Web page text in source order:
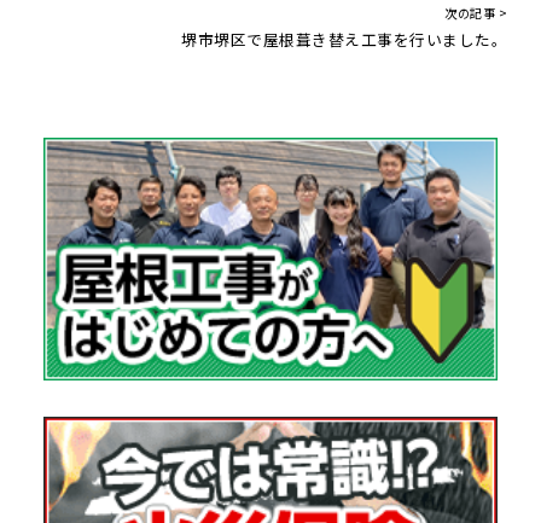
次の記事 >
堺市堺区で屋根葺き替え工事を行いました。